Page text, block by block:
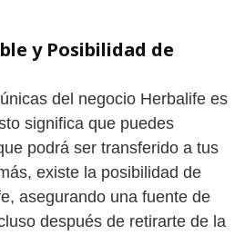
y Posibilidad de
del negocio Herbalife es
significa que puedes
podrá ser transferido a tus
existe la posibilidad de
asegurando una fuente de
después de retirarte de la